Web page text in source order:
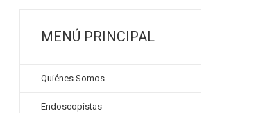
MENÚ PRINCIPAL
Quiénes Somos
Endoscopistas